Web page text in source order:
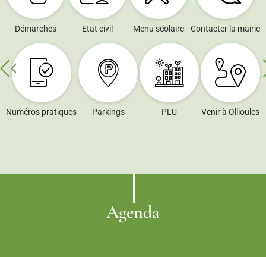
Démarches Etat civil Menu scolaire Contacter la mairie
Numéros pratiques Parkings PLU Venir à Ollioules
Agenda